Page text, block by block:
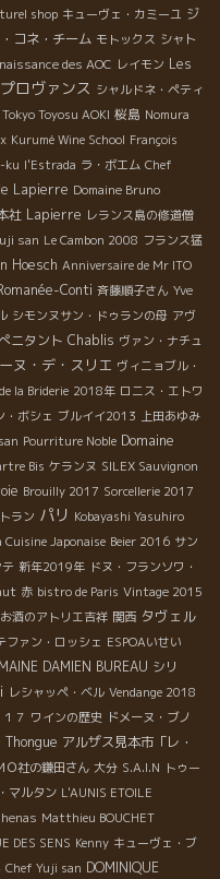
shop キューヴェ・カミーユ ジ
コネ・チーム モトックス シャト
des AOC レイモン Les
プロヴァンス シャルドネ・ペティ
Tokyo Toyosu AOKI 桜島 Nomura
Kurumé Wine School François
ku l'Estrada ラ・ボエム Chef
Lapierre Domaine Bruno
社 Lapierre レランス島の修道僧
san Le Cambon 2008 フランス猛
Hoesch Anniversaire de Mr ITO
Conti 斉藤順子さん Yve
シモンヌサン・ドゥランの母 アヴ
ニタント Chablis ヴァン・ナチュ
ヌ・デ・スリエ ヴィニョブル・
la Briderie 2018年 ロニス・エトワ
・ボシェ ブルイイ2013 上田あゆみ
Pourriture Noble Domaine
Bis ケランヌ SILEX Sauvignon
Brouilly 2017 Sorcellerie 2017
ラン パリ Kobayashi Yasuhiro
Cuisine Japonaise Beier 2016 サン
新年2019年 ドヌ・フランソワ・
赤 bistro de Paris Vintage 2015
お酒のアトリエ吉祥 関西 タヴェル
ファン・ロッシェ ESPOAいせい
DAMIEN BUREAU シリ
レシャッペ・ベル Vendange 2018
７ ワインの歴史 ドメーヌ・ブノ
アルザス見本市「レ・
Ｏ社の鎌田さん 大分 S.A.I.N トゥー
マルタン L'AUNIS ETOILE
Matthieu BOUCHET
DES SENS Kenny キューヴェ・ブ
Chef Yuji san DOMINIQUE